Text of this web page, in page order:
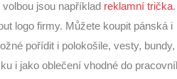
jsou například reklamní trička
logo firmy. Můžete koupit pánská i
pořídit i polokošile, vesty, bundy,
i jako oblečení vhodné do